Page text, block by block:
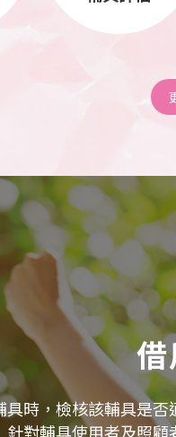
具時，檢核該輔具是
針對輔具使用者及照